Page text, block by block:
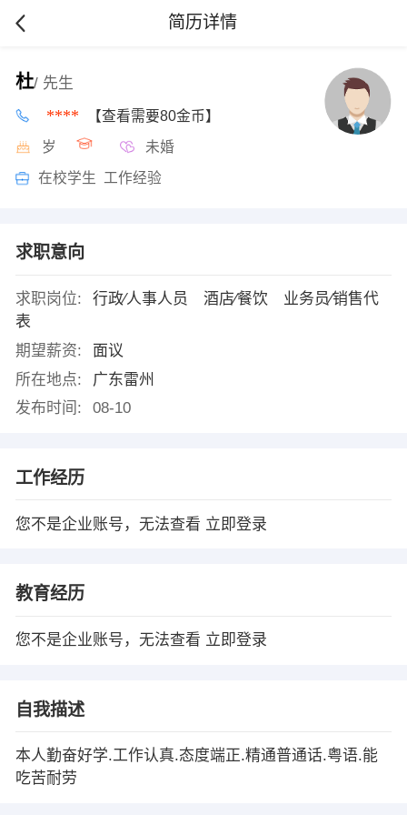
简历详情
杜/ 先生
**** 【查看需要80金币】
岁 未婚
在校学生 工作经验
求职意向
求职岗位:
行政∕人事人员 酒店∕餐饮 业务员∕销售代
表
期望薪资:
面议
所在地点:
广东雷州
发布时间:
08-10
工作经历
您不是企业账号，无法查看 立即登录
教育经历
您不是企业账号，无法查看 立即登录
自我描述
本人勤奋好学.工作认真.态度端正.精通普通话.粤语.能
吃苦耐劳